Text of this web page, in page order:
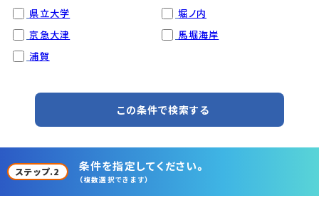
県立大学
堀ノ内
京急大津
馬堀海岸
浦賀
この条件で検索する
ステップ.2 条件を指定してください。
（複数選択できます）